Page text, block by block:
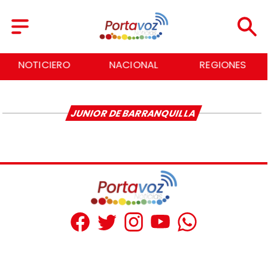
NOTICIERO NACIONAL REGIONES
JUNIOR DE BARRANQUILLA